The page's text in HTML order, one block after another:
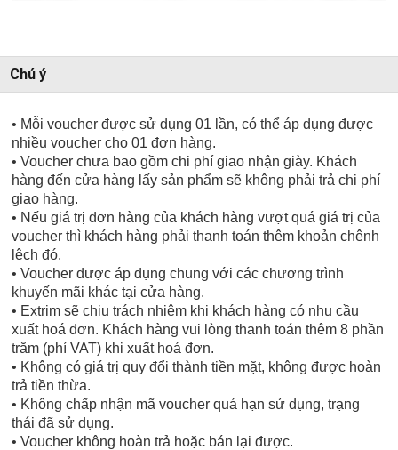
Chú ý
• Mỗi voucher được sử dụng 01 lần, có thể áp dụng được
nhiều voucher cho 01 đơn hàng.
• Voucher chưa bao gồm chi phí giao nhận giày. Khách
hàng đến cửa hàng lấy sản phẩm sẽ không phải trả chi phí
giao hàng.
• Nếu giá trị đơn hàng của khách hàng vượt quá giá trị của
voucher thì khách hàng phải thanh toán thêm khoản chênh
lệch đó.
• Voucher được áp dụng chung với các chương trình
khuyến mãi khác tại cửa hàng.
• Extrim sẽ chịu trách nhiệm khi khách hàng có nhu cầu
xuất hoá đơn. Khách hàng vui lòng thanh toán thêm 8 phần
trăm (phí VAT) khi xuất hoá đơn.
• Không có giá trị quy đổi thành tiền mặt, không được hoàn
trả tiền thừa.
• Không chấp nhận mã voucher quá hạn sử dụng, trạng
thái đã sử dụng.
• Voucher không hoàn trả hoặc bán lại được.